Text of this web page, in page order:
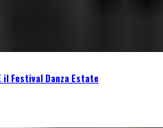
il Festival Danza Estate